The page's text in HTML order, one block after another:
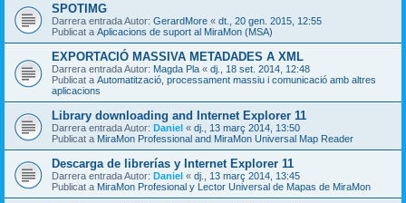
SPOTIMG
Darrera entrada Autor: GerardMore « dt., 20 gen. 2015, 12:55
Publicat a Aplicacions de suport al MiraMon (MSA)
EXPORTACIÓ MASSIVA METADADES A XML
Darrera entrada Autor: Magda Pla « dj., 18 set. 2014, 12:48
Publicat a Automatització, processament massiu i comunicació amb altres
aplicacions
Library downloading and Internet Explorer 11
Darrera entrada Autor: Daniel « dj., 13 març 2014, 13:50
Publicat a MiraMon Professional and MiraMon Universal Map Reader
Descarga de librerías y Internet Explorer 11
Darrera entrada Autor: Daniel « dj., 13 març 2014, 13:45
Publicat a MiraMon Profesional y Lector Universal de Mapas de MiraMon